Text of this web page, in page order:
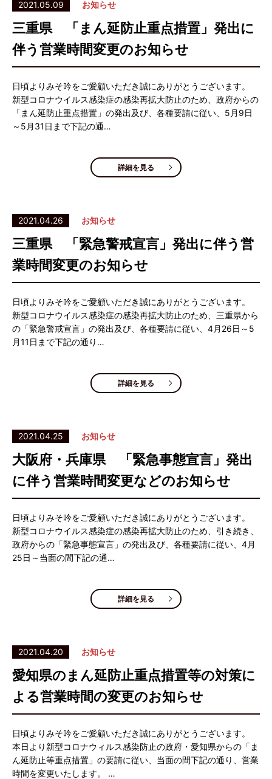
2021.05.09 お知らせ
三重県 「まん延防止重点措置」発出に
伴う営業時間変更のお知らせ
日頃よりみそ吟をご愛顧いただき誠にありがとうございます。
新型コロナウイルス感染症の感染再拡大防止のため、政府からの
「まん延防止重点措置」の発出及び、各種要請に従い、5月9日
～5月31日まで下記の通…
詳細を見る
2021.04.26 お知らせ
三重県 「緊急警戒宣言」発出に伴う営
業時間変更のお知らせ
日頃よりみそ吟をご愛顧いただき誠にありがとうございます。
新型コロナウイルス感染症の感染再拡大防止のため、三重県から
の「緊急警戒宣言」の発出及び、各種要請に従い、4月26日～5
月11日まで下記の通り…
詳細を見る
2021.04.25 お知らせ
大阪府・兵庫県 「緊急事態宣言」発出
に伴う営業時間変更などのお知らせ
日頃よりみそ吟をご愛顧いただき誠にありがとうございます。
新型コロナウイルス感染症の感染再拡大防止のため、引き続き、
政府からの「緊急事態宣言」の発出及び、各種要請に従い、4月
25日～当面の間下記の通…
詳細を見る
2021.04.20 お知らせ
愛知県のまん延防止重点措置等の対策に
よる営業時間の変更のお知らせ
日頃よりみそ吟をご愛顧いただき誠にありがとうございます。
本日より新型コロナウィルス感染防止の政府・愛知県からの「ま
ん延防止等重点措置」の要請に従い、当面の間下記の通り、営業
時間を変更いたします。 …